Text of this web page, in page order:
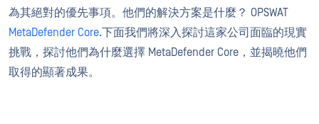
為其絕對的優先事項。他們的解決方案是什麼？ OPSWAT
MetaDefender Core.下面我們將深入探討這家公司面臨的現實
挑戰，探討他們為什麼選擇 MetaDefender Core，並揭曉他們
取得的顯著成果。